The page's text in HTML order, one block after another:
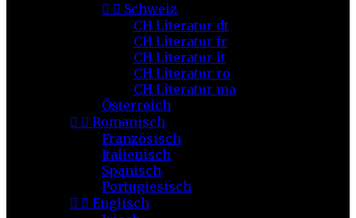
  Schweiz
CH Literatur dt
CH Literatur fr
CH Literatur it
CH Literatur ro
CH Literatur ma
Österreich
  Romanisch
Französisch
Italienisch
Spanisch
Portugiesisch
  Englisch